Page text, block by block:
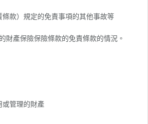
款）規定的免責事項的其他事故等
財產保險保險條款的免責條款的情況。
或管理的財產